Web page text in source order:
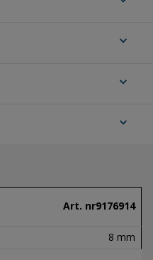
expand_more
expand_more
expand_more
Art. nr9176914
8 mm